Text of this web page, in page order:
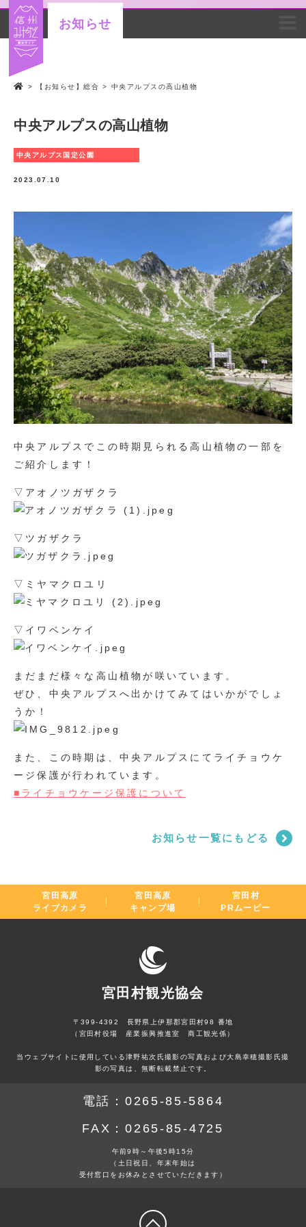
お知らせ
> 【お知らせ】総合 > 中央アルプスの高山植物
中央アルプスの高山植物
中央アルプス国定公園
2023.07.10
中央アルプスでこの時期見られる高山植物の一部を
ご紹介します！
▽アオノツガザクラ
▽ツガザクラ
▽ミヤマクロユリ
▽イワベンケイ
まだまだ様々な高山植物が咲いています。
ぜひ、中央アルプスへ出かけてみてはいかがでしょ
うか！
また、この時期は、中央アルプスにてライチョウケ
ージ保護が行われています。
■ライチョウケージ保護について
お知らせ一覧にもどる
宮田高原
ライブカメラ
宮田高原
キャンプ場
宮田村
PRムービー
宮田村観光協会
〒399-4392 長野県上伊那郡宮田村98 番地
（宮田村役場 産業振興推進室 商工観光係）
当ウェブサイトに使用している津野祐次氏撮影の写真および大島幸穂撮影氏撮
影の写真は、無断転載禁止です。
電話： 0265-85-5864
FAX：0265-85-4725
午前9時～午後5時15分
（土日祝日、年末年始は
受付窓口をお休みとさせていただきます）